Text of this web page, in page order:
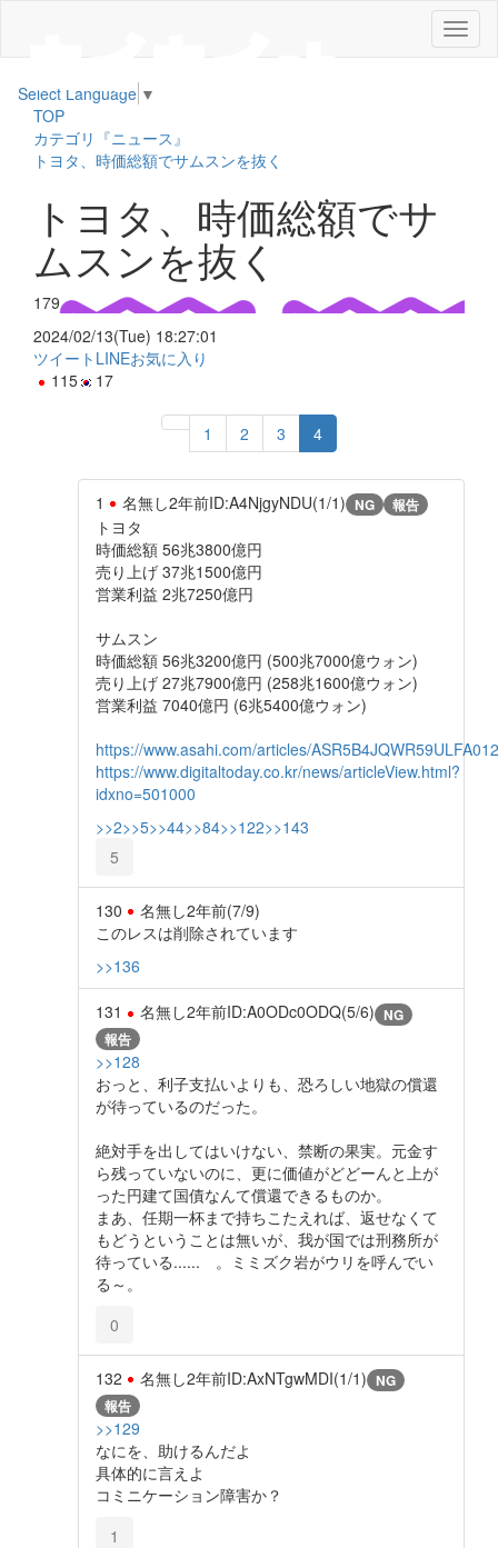
メ
ニ
Select Language ▼
TOP
カテゴリ『ニュース』
トヨタ、時価総額でサムスンを抜く
トヨタ、時価総額でサ
ムスンを抜く
179
2024/02/13(Tue) 18:27:01
ツイート LINEお気に入り
115
17
1 2 3 4
1 名無し2年前ID:A4NjgyNDU(1/1) NG 報告
トヨタ
時価総額 56兆3800億円
売り上げ 37兆1500億円
営業利益 2兆7250億円
サムスン
時価総額 56兆3200億円 (500兆7000億ウォン)
売り上げ 27兆7900億円 (258兆1600億ウォン)
営業利益 7040億円 (6兆5400億ウォン)
https://www.asahi.com/articles/
https://www.digitaltoday.co.kr/news/articleView.html?
idxno=501000
>>2>>5>>44>>84>>122>>143
5
130 名無し2年前(7/9)
このレスは削除されています
>>136
131 名無し2年前ID:A0ODc0ODQ(5/6) NG
報告
>>128
おっと、利子支払いよりも、恐ろしい地獄の償還
が待っているのだった。
絶対手を出してはいけない、禁断の果実。元金す
ら残っていないのに、更に価値がどどーんと上が
った円建て国債なんて償還できるものか。
まあ、任期一杯まで持ちこたえれば、返せなくて
もどうということは無いが、我が国では刑務所が
待っている...... 。ミミズク岩がウリを呼んでい
る～。
0
132 名無し2年前ID:AxNTgwMDI(1/1) NG
報告
>>129
なにを、助けるんだよ
具体的に言えよ
コミニケーション障害か？
1